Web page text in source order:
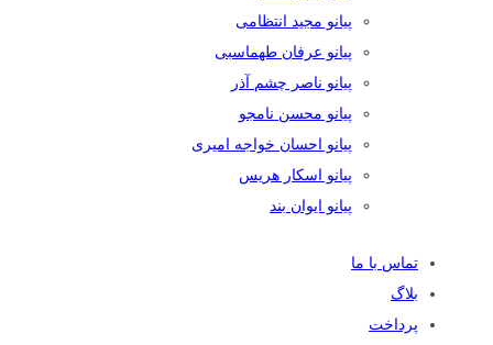
پیانو مجید انتظامی
پیانو عرفان طهماسبی
پیانو ناصر چشم آذر
پیانو محسن نامجو
پیانو احسان خواجه امیری
پیانو اسکار هریس
پیانو ایوان بند
تماس با ما
بلاگ
پرداخت